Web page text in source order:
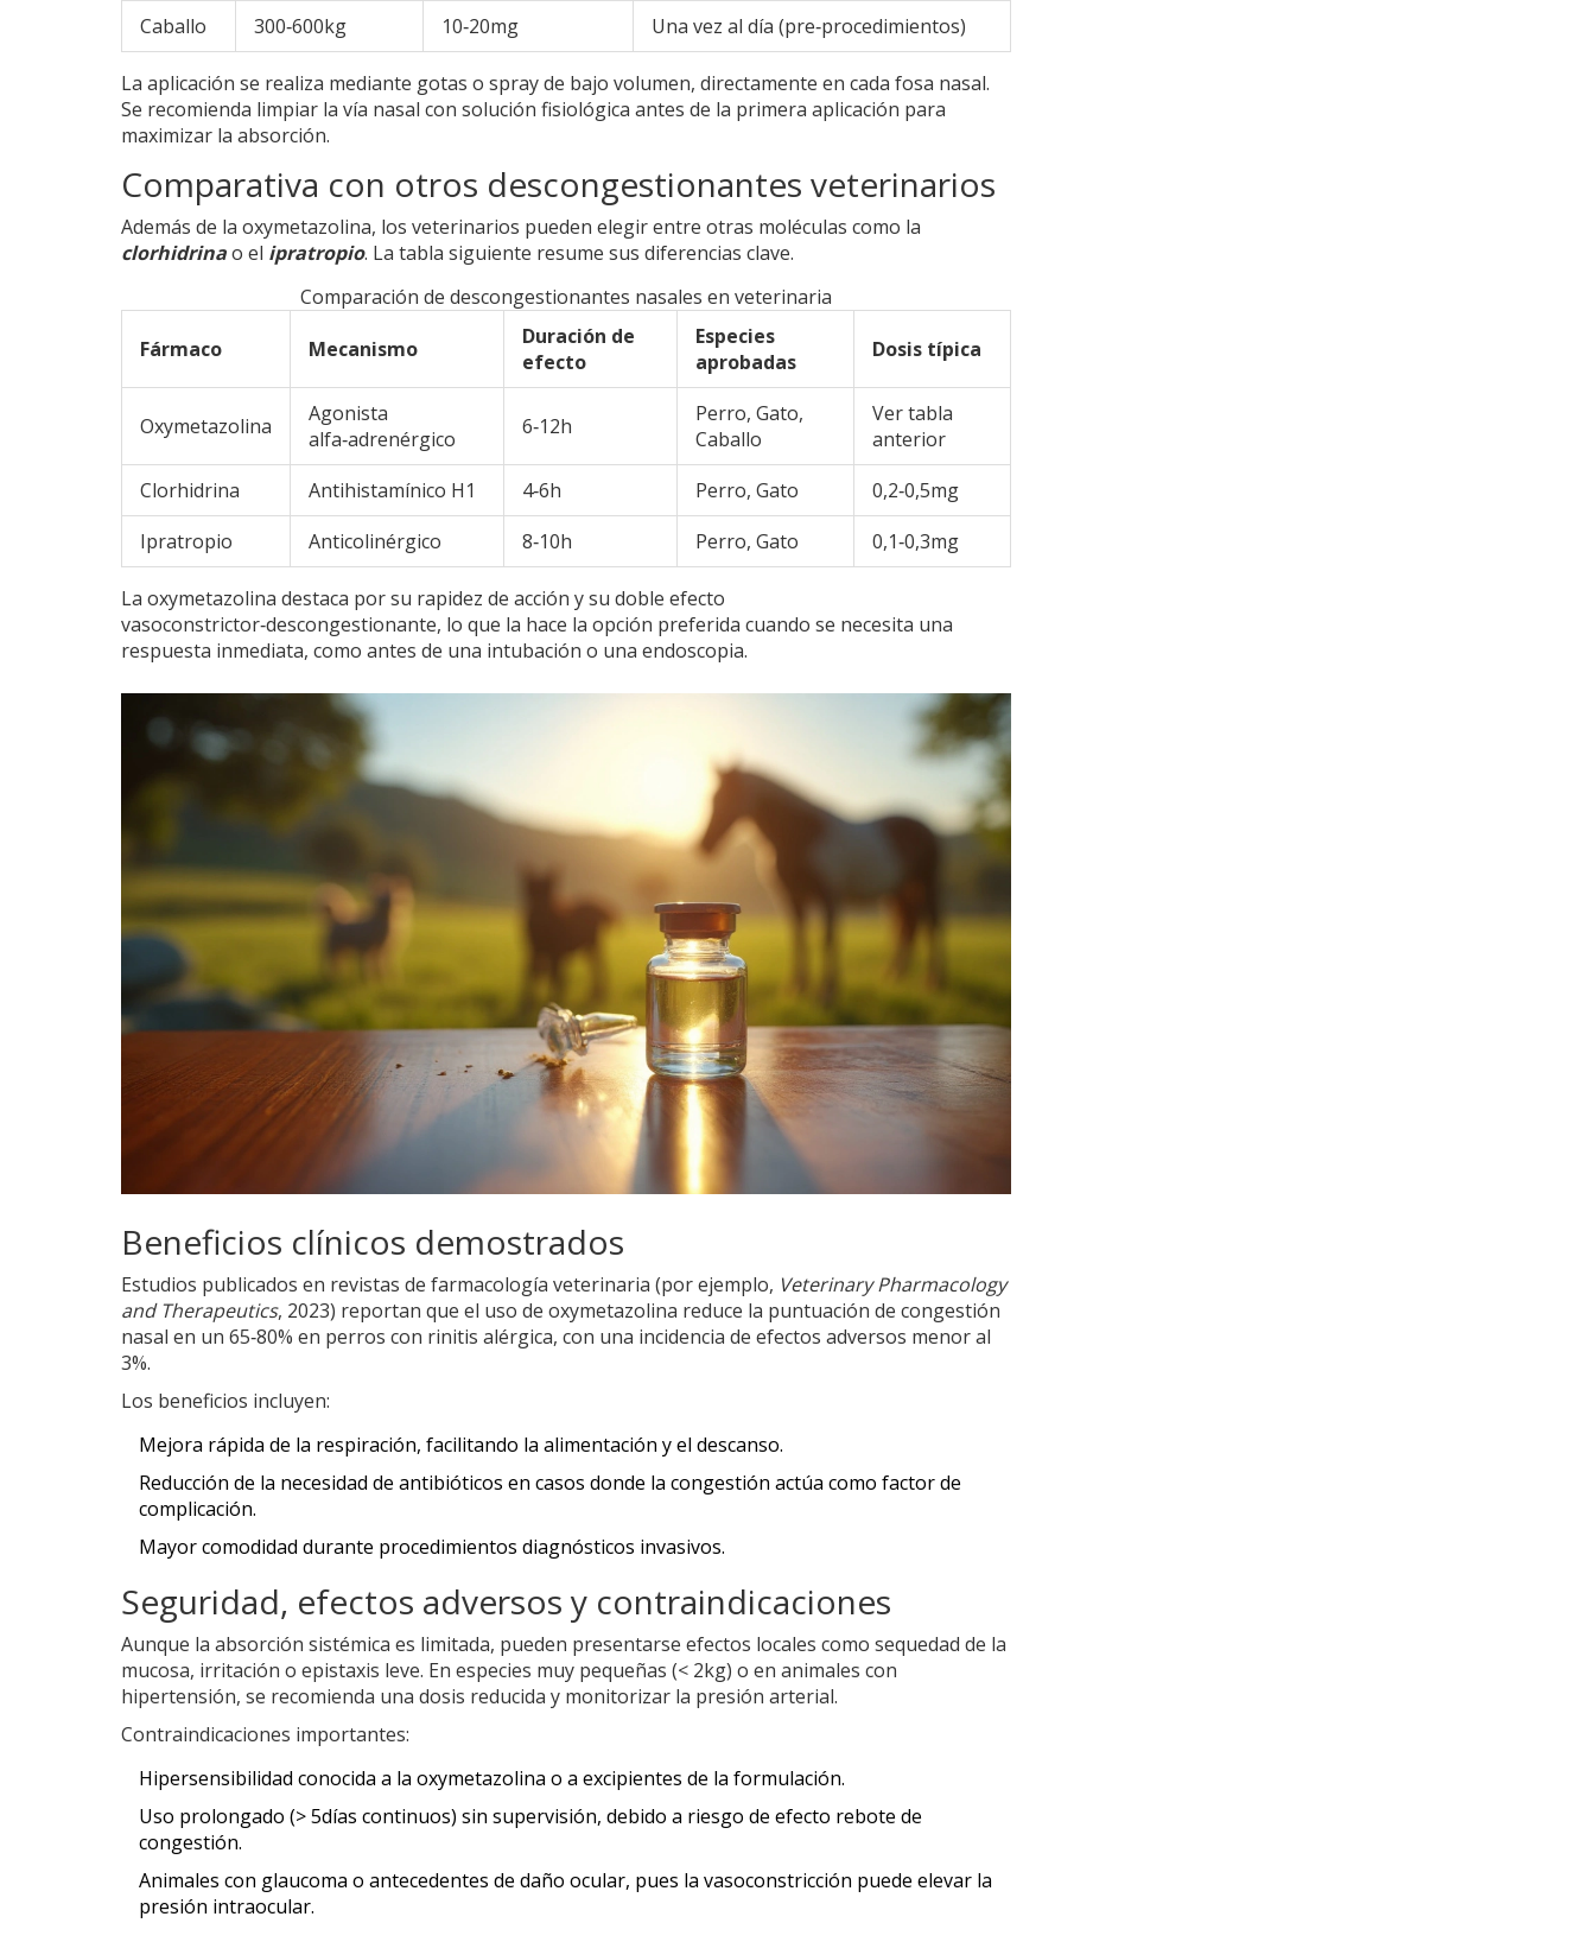
Caballo
300‑600kg 10‑20mg Una vez al día (pre‑procedimientos)
La aplicación se realiza mediante gotas o spray de bajo volumen, directamente en cada fosa nasal.
Se recomienda limpiar la vía nasal con solución fisiológica antes de la primera aplicación para
maximizar la absorción.
Comparativa con otros descongestionantes veterinarios
Además de la oxymetazolina, los veterinarios pueden elegir entre otras moléculas como la
clorhidrinao el ipratropio. La tabla siguiente resume sus diferencias clave.
Comparación de descongestionantes nasales en veterinaria
Fármaco
Mecanismo
Duración de
efecto
Especies
aprobadas
Dosis típica
Oxymetazolina
Agonista
alfa‑adrenérgico
6‑12h
Perro, Gato,
Caballo
Ver tabla
anterior
Clorhidrina
Antihistamínico H1 4‑6h Perro, Gato
0,2‑0,5mg
Ipratropio
Anticolinérgico 8‑10h Perro, Gato 0,1‑0,3mg
La oxymetazolina destaca por su rapidez de acción y su doble efecto
vasoconstrictor‑descongestionante, lo que la hace la opción preferida cuando se necesita una
respuesta inmediata, como antes de una intubación o una endoscopia.
Beneficios clínicos demostrados
Estudios publicados en revistas de farmacología veterinaria (por ejemplo, Veterinary Pharmacology
and Therapeutics, 2023) reportan que el uso de oxymetazolina reduce la puntuación de congestión
nasal en un 65‑80% en perros con rinitis alérgica, con una incidencia de efectos adversos menor al
3%.
Los beneficios incluyen:
Mejora rápida de la respiración, facilitando la alimentación y el descanso.
Reducción de la necesidad de antibióticos en casos donde la congestión actúa como factor de
complicación.
Mayor comodidad durante procedimientos diagnósticos invasivos.
Seguridad, efectos adversos y contraindicaciones
Aunque la absorción sistémica es limitada, pueden presentarse efectos locales como sequedad de la
mucosa, irritación o epistaxis leve. En especies muy pequeñas (< 2kg) o en animales con
hipertensión, se recomienda una dosis reducida y monitorizar la presión arterial.
Contraindicaciones importantes:
Hipersensibilidad conocida a la oxymetazolina o a excipientes de la formulación.
Uso prolongado (> 5días continuos) sin supervisión, debido a riesgo de efecto rebote de
congestión.
Animales con glaucoma o antecedentes de daño ocular, pues la vasoconstricción puede elevar la
presión intraocular.